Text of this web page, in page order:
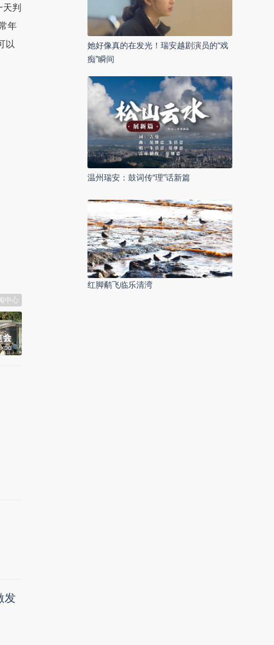
判
年
以
中心
发
她好像真的在发光！瑞安越剧演员的“戏
痴”瞬间
温州瑞安：鼓词传“理”话新篇
红脚鹬飞临乐清湾